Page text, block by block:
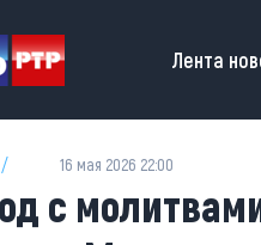
Main
Лента
/ 16 мая 2026 22:00
с